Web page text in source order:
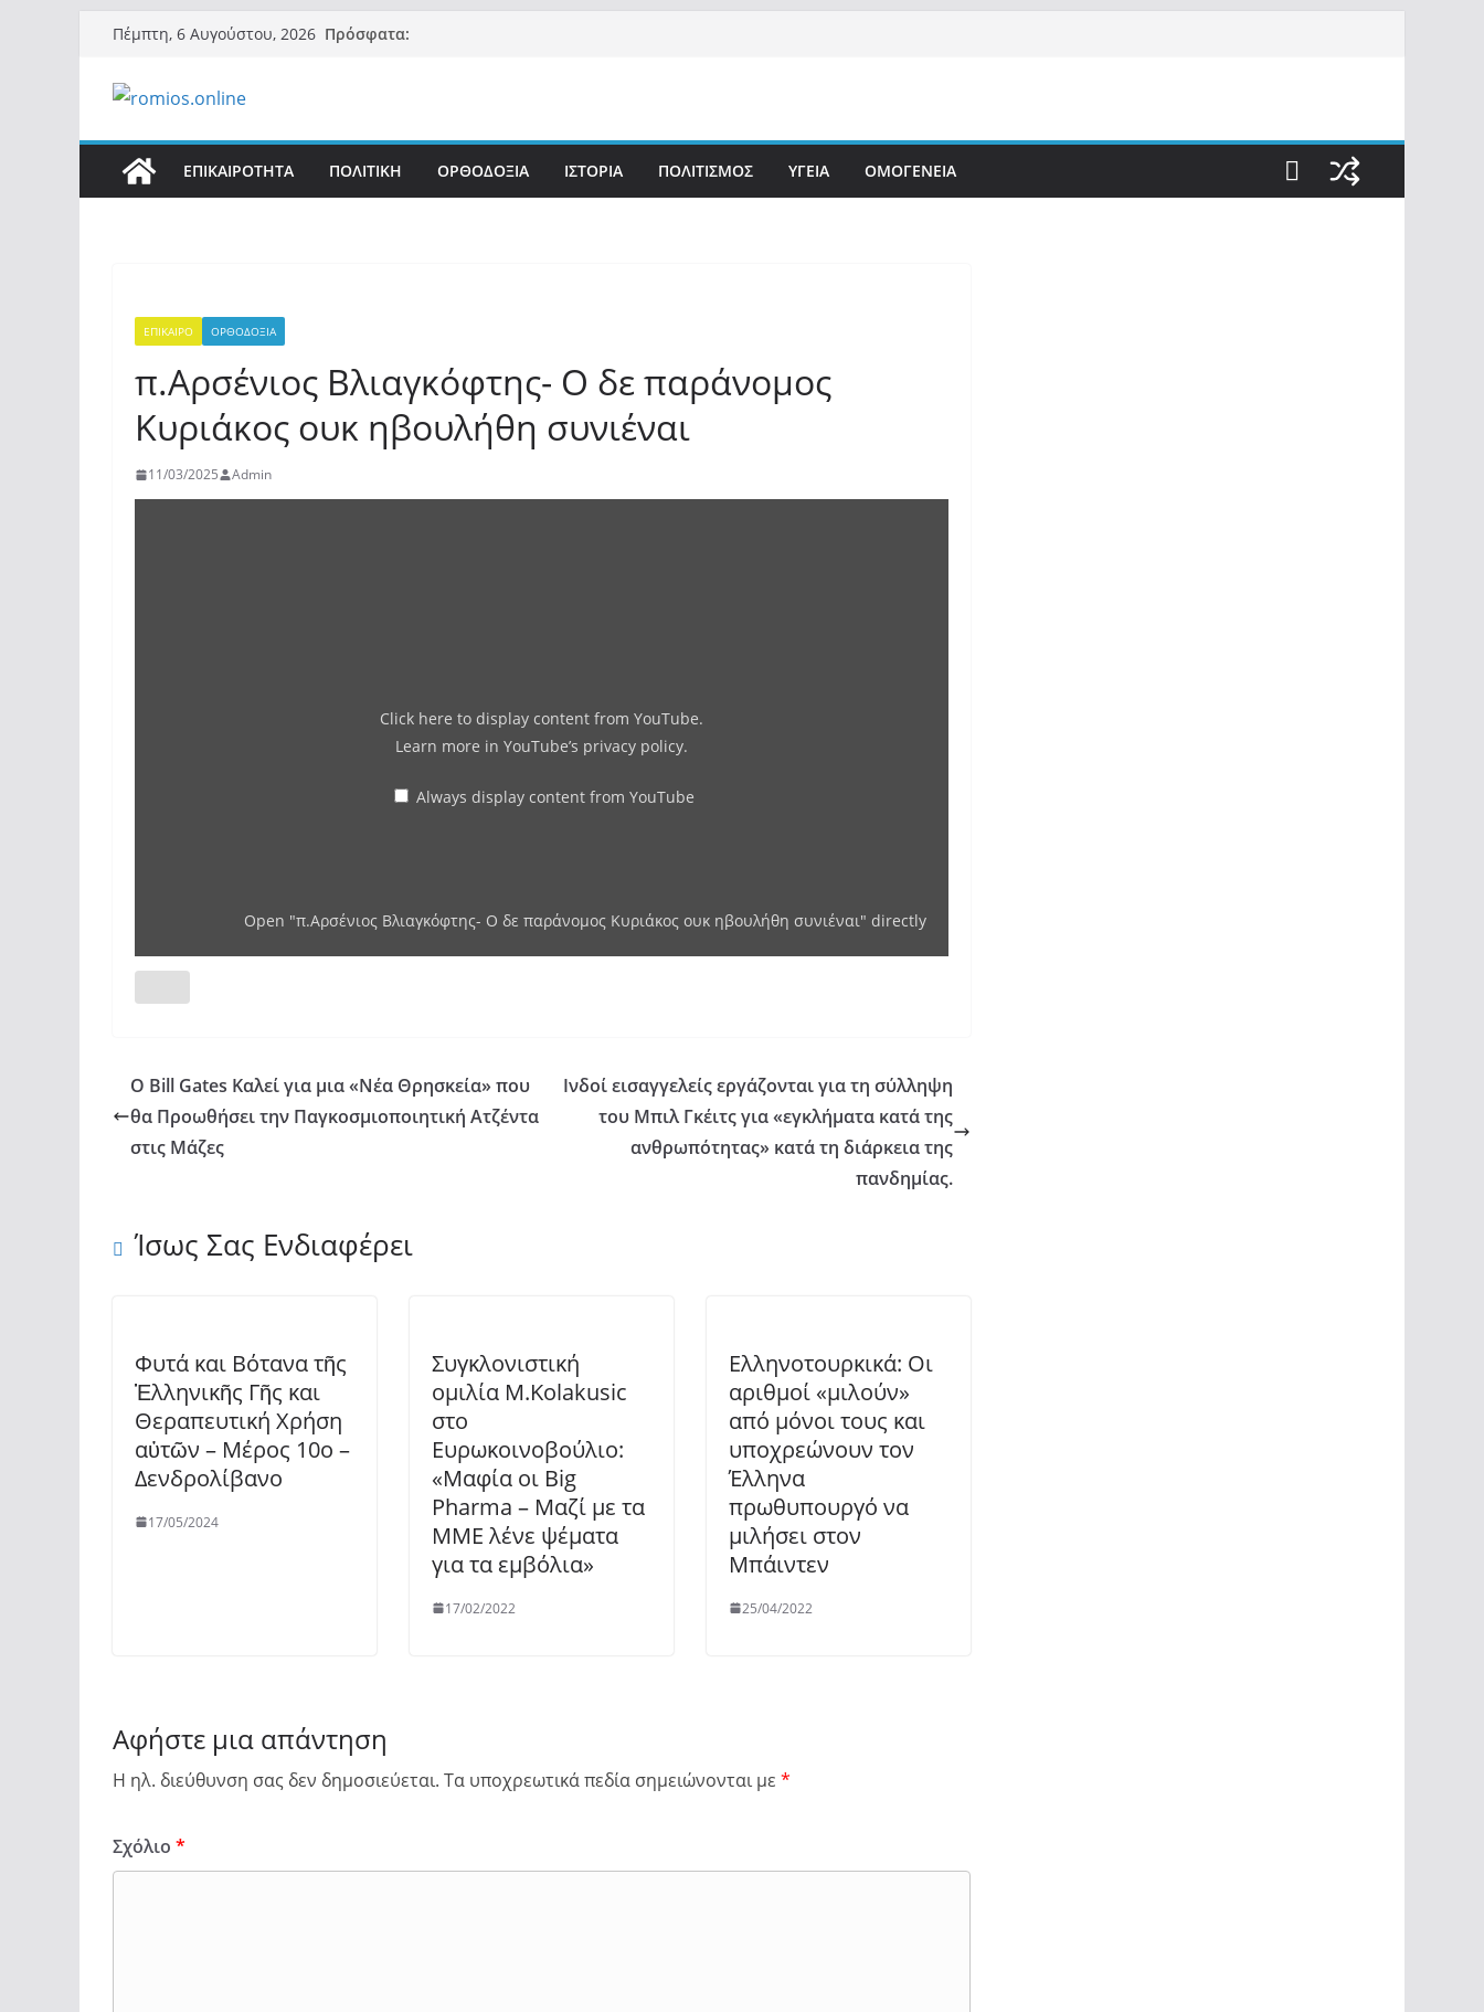
Μετάβαση
περιεχόμενο
Πέμπτη, 6 Αυγούστου, 2026 Πρόσφατα:
ΕΠΙΚΑΙΡΟΤΗΤΑ ΠΟΛΙΤΙΚΗ ΟΡΘΟΔΟΞΙΑ ΙΣΤΟΡΙΑ ΠΟΛΙΤΙΣΜΟΣ ΥΓΕΙΑ ΟΜΟΓΕΝΕΙΑ
ΕΠΙΚΑΙΡΟ ΟΡΘΟΔΟΞΙΑ
π.Αρσένιος Βλιαγκόφτης- Ο δε παράνομος
Κυριάκος ουκ ηβουλήθη συνιέναι
11/03/2025 Admin
ουκ
ηβουλήθη
συνιέναι"
Click here to display content from YouTube.
Learn more in YouTube’s privacy policy.
Always display content from YouTube
Open "π.Αρσένιος Βλιαγκόφτης- Ο δε παράνομος Κυριάκος ουκ ηβουλήθη συνιέναι" directly
Ο Bill Gates Καλεί για μια «Νέα Θρησκεία» που
θα Προωθήσει την Παγκοσμιοποιητική Ατζέντα
στις Μάζες
Ινδοί εισαγγελείς εργάζονται για τη σύλληψη
του Μπιλ Γκέιτς για «εγκλήματα κατά της
ανθρωπότητας» κατά τη διάρκεια της
πανδημίας.
Ίσως Σας Ενδιαφέρει
Φυτά και Βότανα τῆς
Ἑλληνικῆς Γῆς και
Θεραπευτική Χρήση
αὐτῶν – Μέρος 10ο –
Δενδρολίβανο
17/05/2024
Συγκλονιστική
ομιλία M.Kolakusic
στο
Ευρωκοινοβούλιο:
«Μαφία οι Big
Pharma – Μαζί με τα
ΜΜΕ λένε ψέματα
για τα εμβόλια»
17/02/2022
Ελληνοτουρκικά: Οι
αριθμοί «μιλούν»
από μόνοι τους και
υποχρεώνουν τον
Έλληνα
πρωθυπουργό να
μιλήσει στον
Μπάιντεν
25/04/2022
Αφήστε μια απάντηση
Η ηλ. διεύθυνση σας δεν δημοσιεύεται. Τα υποχρεωτικά πεδία σημειώνονται με *
Σχόλιο *